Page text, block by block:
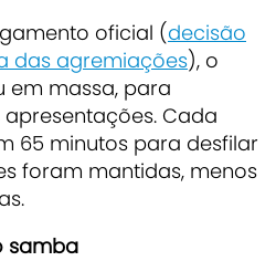
oficial (decisão
das agremiações), o
massa, para
Cada
65 minutos para desfilar
foram mantidas, menos
samba